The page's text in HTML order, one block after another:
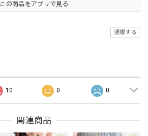
この商品をアプリで見る
通報する
10 0 0
関連商品